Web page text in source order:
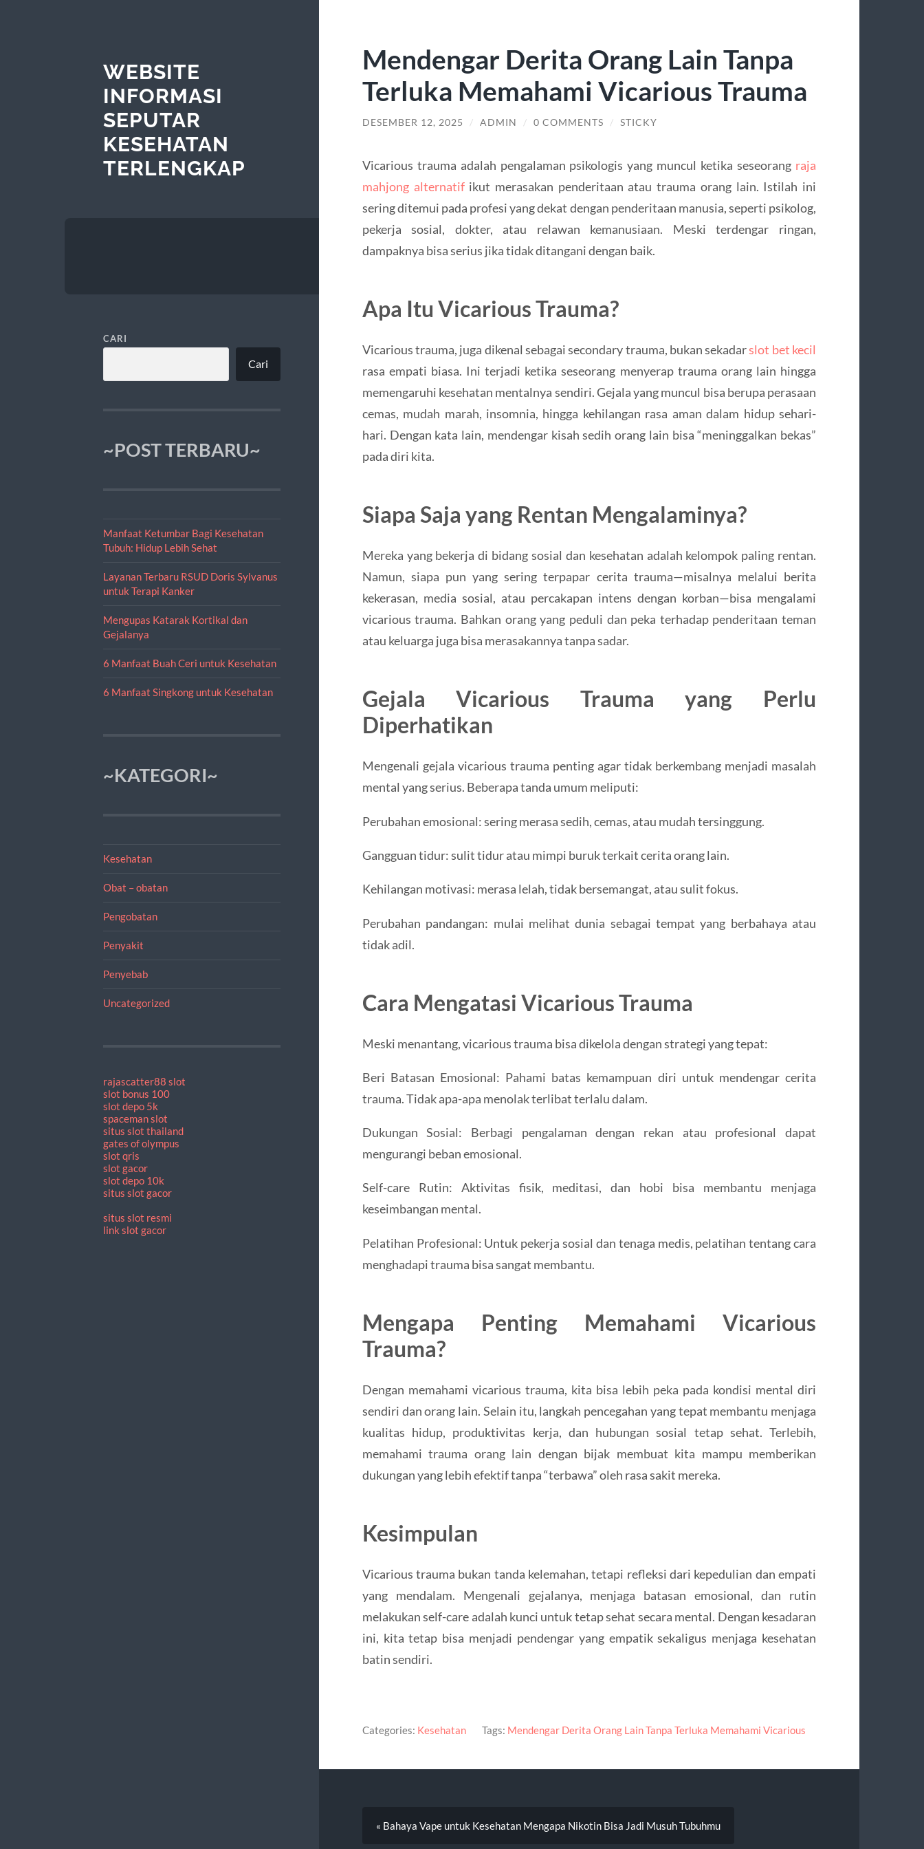
WEBSITE
INFORMASI
SEPUTAR
KESEHATAN
TERLENGKAP
CARI
Cari
~POST TERBARU~
Manfaat Ketumbar Bagi Kesehatan
Tubuh: Hidup Lebih Sehat
Layanan Terbaru RSUD Doris Sylvanus
untuk Terapi Kanker
Mengupas Katarak Kortikal dan
Gejalanya
6 Manfaat Buah Ceri untuk Kesehatan
6 Manfaat Singkong untuk Kesehatan
~KATEGORI~
Kesehatan
Obat – obatan
Pengobatan
Penyakit
Penyebab
Uncategorized
rajascatter88 slot
slot bonus 100
slot depo 5k
spaceman slot
situs slot thailand
gates of olympus
slot qris
slot gacor
slot depo 10k
situs slot gacor
situs slot resmi
link slot gacor
Mendengar Derita Orang Lain Tanpa
Terluka Memahami Vicarious Trauma
DESEMBER 12, 2025 / ADMIN / 0 COMMENTS / STICKY
Vicarious trauma adalah pengalaman psikologis yang muncul ketika seseorang raja
mahjong alternatifikut merasakan penderitaan atau trauma orang lain. Istilah ini
sering ditemui pada profesi yang dekat dengan penderitaan manusia, seperti psikolog,
pekerja sosial, dokter, atau relawan kemanusiaan. Meski terdengar ringan,
dampaknya bisa serius jika tidak ditangani dengan baik.
Apa Itu Vicarious Trauma?
Vicarious trauma, juga dikenal sebagai secondary trauma, bukan sekadarslot bet kecil
rasa empati biasa. Ini terjadi ketika seseorang menyerap trauma orang lain hingga
memengaruhi kesehatan mentalnya sendiri. Gejala yang muncul bisa berupa perasaan
cemas, mudah marah, insomnia, hingga kehilangan rasa aman dalam hidup sehari-
hari. Dengan kata lain, mendengar kisah sedih orang lain bisa “meninggalkan bekas”
pada diri kita.
Siapa Saja yang Rentan Mengalaminya?
Mereka yang bekerja di bidang sosial dan kesehatan adalah kelompok paling rentan.
Namun, siapa pun yang sering terpapar cerita trauma—misalnya melalui berita
kekerasan, media sosial, atau percakapan intens dengan korban—bisa mengalami
vicarious trauma. Bahkan orang yang peduli dan peka terhadap penderitaan teman
atau keluarga juga bisa merasakannya tanpa sadar.
Gejala Vicarious Trauma yang Perlu
Diperhatikan
Mengenali gejala vicarious trauma penting agar tidak berkembang menjadi masalah
mental yang serius. Beberapa tanda umum meliputi:
Perubahan emosional: sering merasa sedih, cemas, atau mudah tersinggung.
Gangguan tidur: sulit tidur atau mimpi buruk terkait cerita orang lain.
Kehilangan motivasi: merasa lelah, tidak bersemangat, atau sulit fokus.
Perubahan pandangan: mulai melihat dunia sebagai tempat yang berbahaya atau
tidak adil.
Cara Mengatasi Vicarious Trauma
Meski menantang, vicarious trauma bisa dikelola dengan strategi yang tepat:
Beri Batasan Emosional: Pahami batas kemampuan diri untuk mendengar cerita
trauma. Tidak apa-apa menolak terlibat terlalu dalam.
Dukungan Sosial: Berbagi pengalaman dengan rekan atau profesional dapat
mengurangi beban emosional.
Self-care Rutin: Aktivitas fisik, meditasi, dan hobi bisa membantu menjaga
keseimbangan mental.
Pelatihan Profesional: Untuk pekerja sosial dan tenaga medis, pelatihan tentang cara
menghadapi trauma bisa sangat membantu.
Mengapa Penting Memahami Vicarious
Trauma?
Dengan memahami vicarious trauma, kita bisa lebih peka pada kondisi mental diri
sendiri dan orang lain. Selain itu, langkah pencegahan yang tepat membantu menjaga
kualitas hidup, produktivitas kerja, dan hubungan sosial tetap sehat. Terlebih,
memahami trauma orang lain dengan bijak membuat kita mampu memberikan
dukungan yang lebih efektif tanpa “terbawa” oleh rasa sakit mereka.
Kesimpulan
Vicarious trauma bukan tanda kelemahan, tetapi refleksi dari kepedulian dan empati
yang mendalam. Mengenali gejalanya, menjaga batasan emosional, dan rutin
melakukan self-care adalah kunci untuk tetap sehat secara mental. Dengan kesadaran
ini, kita tetap bisa menjadi pendengar yang empatik sekaligus menjaga kesehatan
batin sendiri.
Categories: Kesehatan Tags: Mendengar Derita Orang Lain Tanpa Terluka Memahami Vicarious
« Bahaya Vape untuk Kesehatan Mengapa Nikotin Bisa Jadi Musuh Tubuhmu